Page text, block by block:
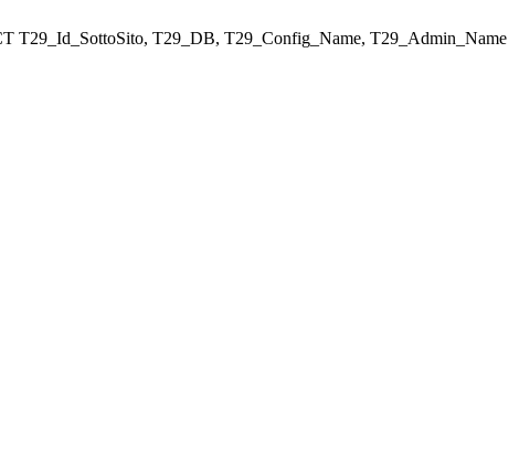
T29_Id_SottoSito, T29_DB, T29_Config_Name, T29_Admin_Name